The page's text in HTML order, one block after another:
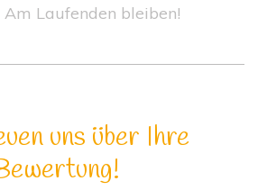
Am Laufenden bleiben!
uns über Ihre